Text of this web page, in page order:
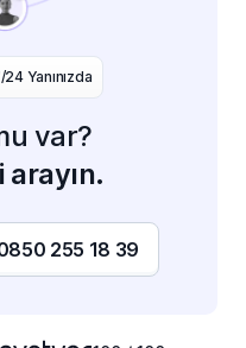
Yanınızda
var?
255 18 39